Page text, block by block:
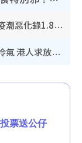
奪命寄生蟲｜食生菜狂瀉首現死者！疫潮惡化錄1.8萬宗病例 揭洗菜3大謬誤
內地客歎港人唔識老！揭港鐵保鮮級冷氣 港人求放過：咪投訴